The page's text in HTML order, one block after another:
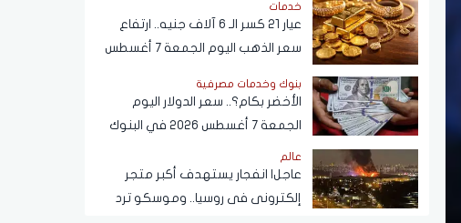
خدمات
عيار 21 كسر الـ 6 آلاف جنيه.. ارتفاع
سعر الذهب اليوم الجمعة 7 أغسطس
بنوك وخدمات مصرفية
الأخضر بكام؟.. سعر الدولار اليوم
الجمعة 7 أغسطس 2026 في البنوك
عالم
عاجل| انفجار يستهدف أكبر متجر
إلكترونى فى روسيا.. وموسكو ترد